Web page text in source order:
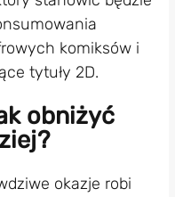
komiksów i
tytuły 2D.
obniżyć
okazje robi